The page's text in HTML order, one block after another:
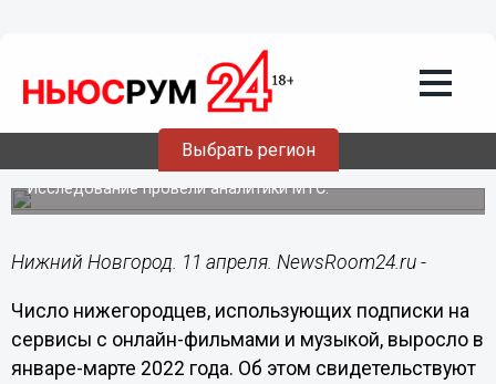
Выбрать регион
Нижегородцы стали чаще смотреть
кино и слушать музыку онлайн в 2022
Исследование провели аналитики МТС.
Нижний Новгород. 11 апреля. NewsRoom24.ru -
Число нижегородцев, использующих подписки на
сервисы с онлайн-фильмами и музыкой, выросло в
январе-марте 2022 года. Об этом свидетельствуют